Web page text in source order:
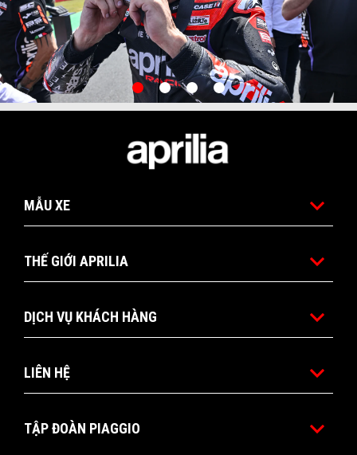
item
item
1
item
2
item
3
Item
1
Item
1
MẪU XE
THẾ GIỚI APRILIA
DỊCH VỤ KHÁCH HÀNG
LIÊN HỆ
TẬP ĐOÀN PIAGGIO